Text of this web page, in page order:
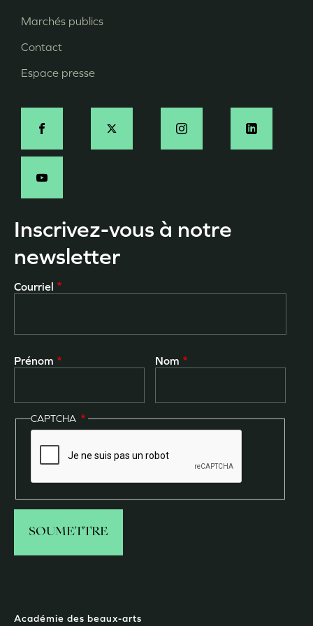
page
Marchés publics
Contact
Espace presse
Social
Inscrivez-vous à notre
newsletter
Courriel
Prénom Nom
CAPTCHA
Académie des beaux-arts